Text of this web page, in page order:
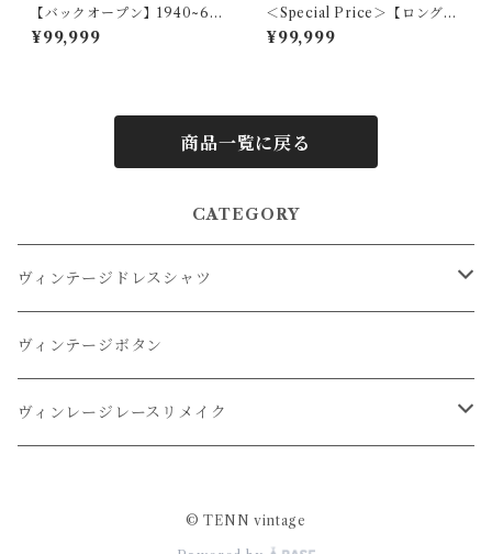
【バックオープン】1940~60
s アメリカヴィンテージドレス
シャツ
¥99,999
＜Special Price＞【ロングカ
ラーフレンチ】1920s フラン
スアンティークドレスシャツ
¥99,999
商品一覧に戻る
CATEGORY
ヴィンテージドレスシャツ
オーバーダイドレスシャツ
リメイクドレスシャツ
ヴィンテージボタン
ヴィンレージレースリメイク
© TENN vintage